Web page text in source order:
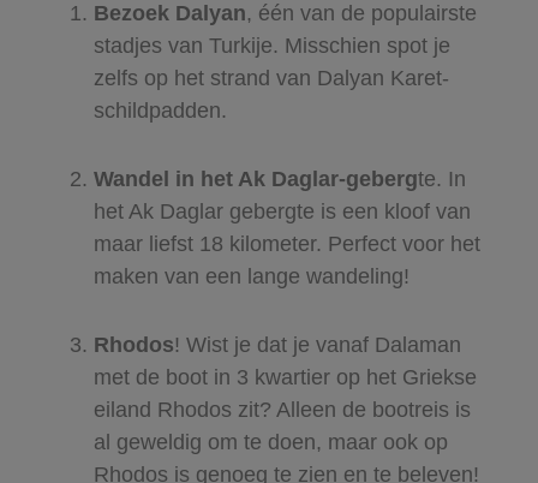
Bezoek Dalyan, één van de populairste
stadjes van Turkije. Misschien spot je
zelfs op het strand van Dalyan Karet-
schildpadden.
Wandel in het Ak Daglar-gebergte. In
het Ak Daglar gebergte is een kloof van
maar liefst 18 kilometer. Perfect voor het
maken van een lange wandeling!
Rhodos! Wist je dat je vanaf Dalaman
met de boot in 3 kwartier op het Griekse
eiland Rhodos zit? Alleen de bootreis is
al geweldig om te doen, maar ook op
Rhodos is genoeg te zien en te beleven!